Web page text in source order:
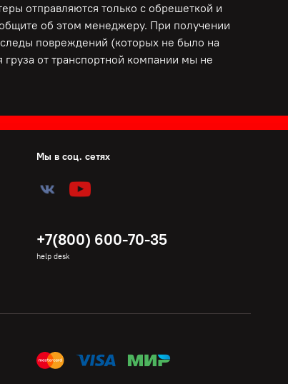
отправляются только с обрешеткой и
об этом менеджеру. При получении
повреждений (которых не было на
груза от транспортной компании мы не
Мы в соц. сетях
+7(800) 600-70-35
help desk